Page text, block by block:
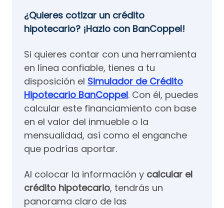
¿Quieres cotizar un crédito
hipotecario? ¡Hazlo con BanCoppel!
Si quieres contar con una herramienta
en línea confiable, tienes a tu
disposición el Simulador de Crédito
Hipotecario BanCoppel. Con él, puedes
calcular este financiamiento con base
en el valor del inmueble o la
mensualidad, así como el enganche
que podrías aportar.
Al colocar la información y calcular el
crédito hipotecario, tendrás un
panorama claro de las